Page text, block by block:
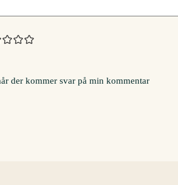
der kommer svar på min kommentar